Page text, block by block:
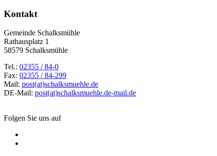
Kontakt
Gemeinde Schalksmühle
Rathausplatz 1
58579 Schalksmühle
Tel.: 02355 / 84-0
Fax: 02355 / 84-299
Mail: post(at)schalksmuehle.de
DE-Mail: post(at)schalksmuehle.de-mail.de
Folgen Sie uns auf